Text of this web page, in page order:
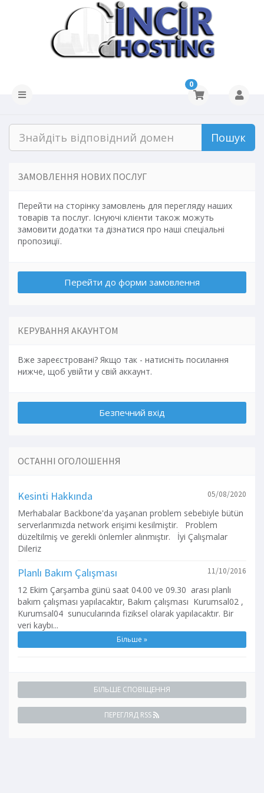
0
Пошук
ЗАМОВЛЕННЯ НОВИХ ПОСЛУГ
Перейти на сторінку замовлень для перегляду наших
товарів та послуг. Існуючі клієнти також можуть
замовити додатки та дізнатися про наші спеціальні
пропозиції.
КЕРУВАННЯ АКАУНТОМ
Вже зареєстровані? Якщо так - натисніть посилання
нижче, щоб увійти у свій аккаунт.
ОСТАННІ ОГОЛОШЕННЯ
Kesinti Hakkında 05/08/2020
Merhabalar Backbone'da yaşanan problem sebebiyle bütün
serverlarımızda network erişimi kesilmiştir. Problem
düzeltilmiş ve gerekli önlemler alınmıştır. İyi Çalışmalar
Dileriz
Planlı Bakım Çalışması 11/10/2016
12 Ekim Çarşamba günü saat 04.00 ve 09.30 arası planlı
bakım çalışması yapılacaktır, Bakım çalışması Kurumsal02 ,
Kurumsal04 sunucularında fiziksel olarak yapılacaktır. Bir
veri kaybı...
Більше »
БІЛЬШЕ СПОВІЩЕННЯ
ПЕРЕГЛЯД RSS